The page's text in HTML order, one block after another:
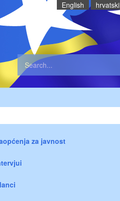
English hrvatski
za javnost